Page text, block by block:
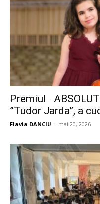
Premiul I
”Tudor Jarda”, a
Flavia DANCIU - mai 20, 2026